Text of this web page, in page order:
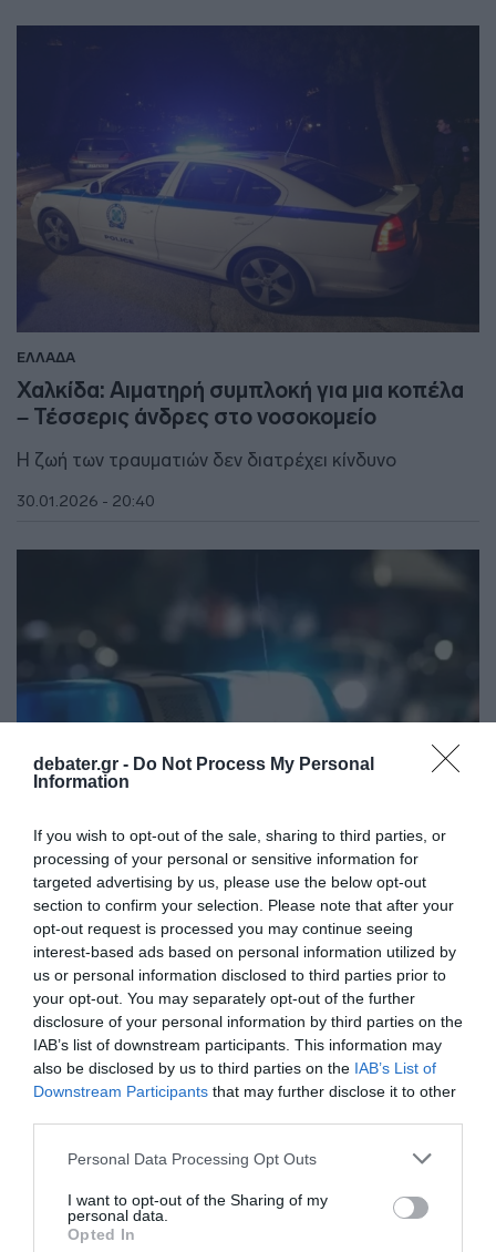
debater.gr - Do Not Process My Personal
Information
If you wish to opt-out of the sale, sharing to third parties, or
processing of your personal or sensitive information for
targeted advertising by us, please use the below opt-out
section to confirm your selection. Please note that after your
opt-out request is processed you may continue seeing
interest-based ads based on personal information utilized by
us or personal information disclosed to third parties prior to
your opt-out. You may separately opt-out of the further
disclosure of your personal information by third parties on the
IAB’s list of downstream participants. This information may
also be disclosed by us to third parties on the IAB’s List of
Downstream Participants that may further disclose it to other
Please note that this website/app uses one or more Google
not limited to your visit or usage behaviour. You may click to
grant or deny consent to Google and its third-party tags to
use your data for below specified purposes in below Google
Personal Data Processing Opt Outs
I want to opt-out of the Sharing of my
personal data.
Opted In
ΕΛΛΑΔΑ
Χαλκίδα: Αιματηρή συμπλοκή για μια κοπέλα
– Τέσσερις άνδρες στο νοσοκομείο
Η ζωή των τραυματιών δεν διατρέχει κίνδυνο
30.01.2026 - 20:40
ΕΛΛΑΔΑ
Αγρίνιο: Αιματηρή συμπλοκή στο κέντρο της
πόλης, μαχαίρωσαν 23χρονο – Αναζητούνται
οι δράστες
Το επεισόδιο φέρεται να έγινε για "ασήμαντη αφορμή"
25.12.2025 - 12:48